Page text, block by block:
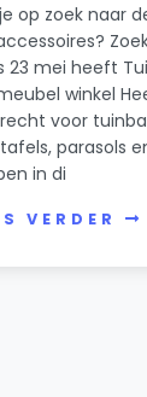
op zoek naar
23 mei heeft
winkel
voor
parasols
in di
VERDER